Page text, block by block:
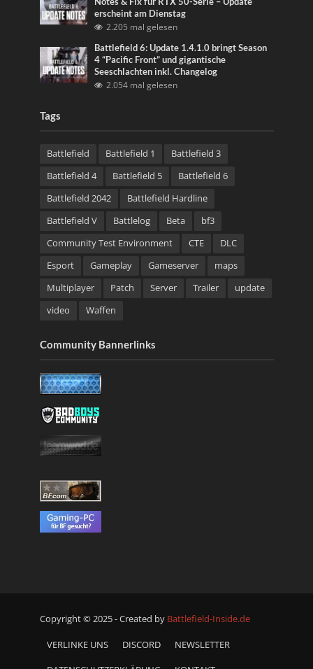
erscheint am Dienstag
2.205 mal gelesen
Battlefield 6: Update 1.4.1.0 bringt Season
4 “Pacific Front” und gigantische
Seeschlachten inkl. Changelog
2.054 mal gelesen
Tags
Battlefield Battlefield 1
Battlefield 3
Battlefield 4
Battlefield 5
Battlefield 6
Battlefield 2042
Battlefield Hardline
Battlefield V
Battlelog Beta
bf3
Community Test Environment
CTE
DLC
Esport
Gameplay Gameserver
maps
Multiplayer
Patch Server Trailer
update
video
Waffen
Community Bannerlinks
Copyright © 2025 - Created by Battlefield-Inside.de
VERLINKE UNS DISCORD NEWSLETTER